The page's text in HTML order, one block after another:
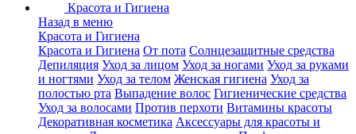
Красота и Гигиена
Назад в меню
Красота и Гигиена
Красота и Гигиена От пота Солнцезащитные средства
Депиляция Уход за лицом Уход за ногами Уход за руками
и ногтями Уход за телом Женская гигиена Уход за
полостью рта Выпадение волос Гигиенические средства
Уход за волосами Против перхоти Витамины красоты
Декоративная косметика Аксессуары для красоты и